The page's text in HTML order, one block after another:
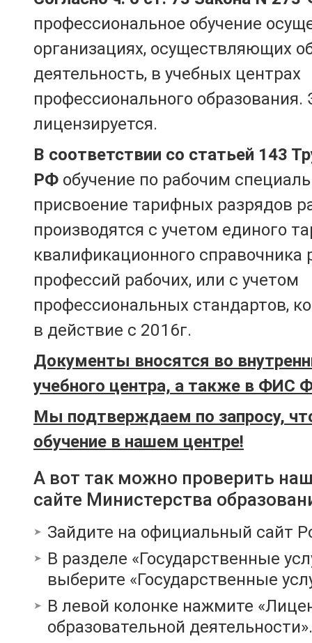
профессиональное обучение
организациях, осуществляющих
деятельность, в учебных центрах
профессионального образования.
лицензируется.
В соответствии со статьей 143
РФ обучение по рабочим
присвоение тарифных разрядов
производятся с учетом единого
квалификационного справочника
профессий рабочих, или с учетом
профессиональных стандартов,
в действие с 2016г.
Документы вносятся во
учебного центра, а также в ФИС
Мы подтверждаем по запросу,
обучение в нашем центре!
А вот так можно проверить
сайте Министерства
Зайдите на официальный сайт
В разделе «Государственные
выберите «Государственные
В левой колонке нажмите
образовательной деятельности».